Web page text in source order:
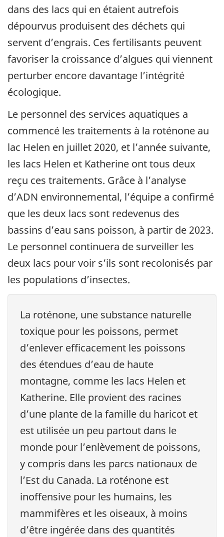
dans des lacs qui en étaient autrefois
dépourvus produisent des déchets qui
servent d’engrais. Ces fertilisants peuvent
favoriser la croissance d’algues qui viennent
perturber encore davantage l’intégrité
écologique.
Le personnel des services aquatiques a
commencé les traitements à la roténone au
lac Helen en juillet 2020, et l’année suivante,
les lacs Helen et Katherine ont tous deux
reçu ces traitements. Grâce à l’analyse
d’ADN environnemental, l’équipe a confirmé
que les deux lacs sont redevenus des
bassins d’eau sans poisson, à partir de 2023.
Le personnel continuera de surveiller les
deux lacs pour voir s’ils sont recolonisés par
les populations d’insectes.
La roténone, une substance naturelle
toxique pour les poissons, permet
d’enlever efficacement les poissons
des étendues d’eau de haute
montagne, comme les lacs Helen et
Katherine. Elle provient des racines
d’une plante de la famille du haricot et
est utilisée un peu partout dans le
monde pour l’enlèvement de poissons,
y compris dans les parcs nationaux de
l’Est du Canada. La roténone est
inoffensive pour les humains, les
mammifères et les oiseaux, à moins
d’être ingérée dans des quantités